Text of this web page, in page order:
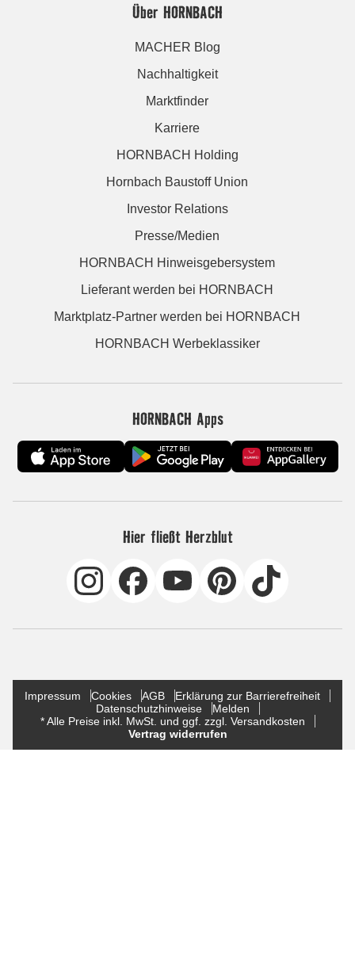
Über HORNBACH
MACHER Blog
Nachhaltigkeit
Marktfinder
Karriere
HORNBACH Holding
Hornbach Baustoff Union
Investor Relations
Presse/Medien
HORNBACH Hinweisgebersystem
Lieferant werden bei HORNBACH
Marktplatz-Partner werden bei HORNBACH
HORNBACH Werbeklassiker
HORNBACH Apps
Hier fließt Herzblut
Impressum Cookies AGB
Erklärung zur Barrierefreiheit
Datenschutzhinweise
Melden
* Alle Preise inkl. MwSt. und ggf. zzgl. Versandkosten
Vertrag widerrufen